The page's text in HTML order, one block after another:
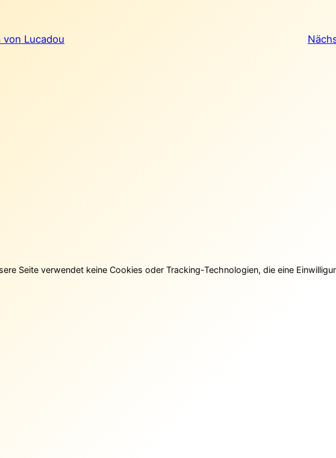
von Lucadou
Seite verwendet keine Cookies oder Tracking-Technologien, die eine